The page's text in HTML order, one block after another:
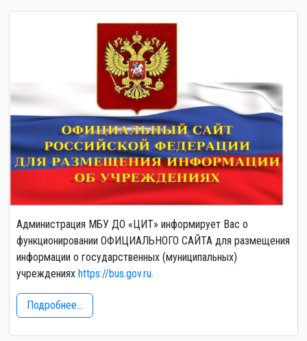
Администрация МБУ ДО «ЦИТ» информирует Вас о
функционировании ОФИЦИАЛЬНОГО САЙТА для размещения
информации о государственных (муниципальных)
учреждениях https://bus.gov.ru.
Подробнее...